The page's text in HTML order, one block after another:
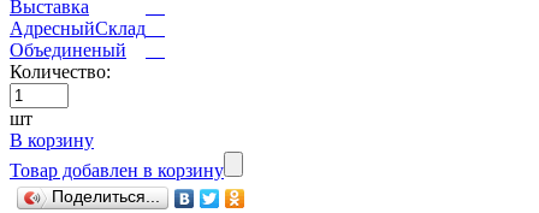
Выставка
АдресныйСклад
Объединеный
Количество:
шт
В корзину
Товар добавлен в корзину
Поделиться...